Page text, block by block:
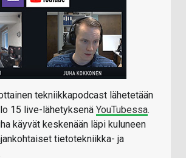
tekniikkapodcast lähetetään
15 live-lähetyksenä YouTubessa.
käyvät keskenään läpi kuluneen
tietotekniikka- ja